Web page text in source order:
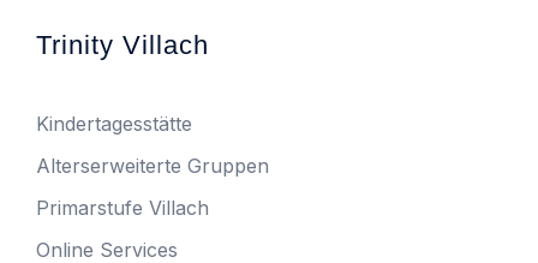
Trinity Villach
Kindertagesstätte
Alterserweiterte Gruppen
Primarstufe Villach
Online Services